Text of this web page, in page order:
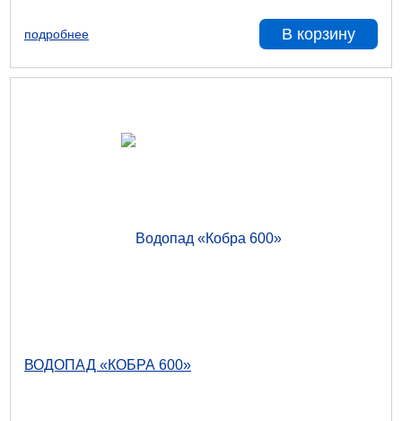
подробнее В корзину
ВОДОПАД «КОБРА 600»